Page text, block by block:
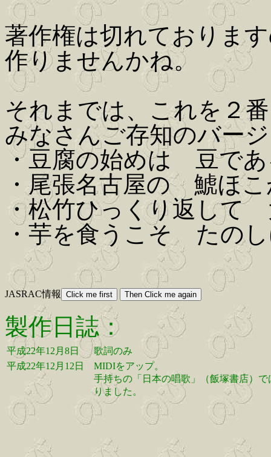
著作権は切れておりま
作りませんかね。
それまでは、これを２
みなさんご存知のバー
・豆腐の始めは 豆で
・尾張名古屋の 鯱ほ
・松竹ひっくり返して
・芋を食うこそ たの
JASRAC情報
製作日誌：
平成22年12月8日
歌詞のみ
平成22年12月12日
MIDIをアップ。
手持ちの「日本の唱歌」（飯塚書店）
りました。